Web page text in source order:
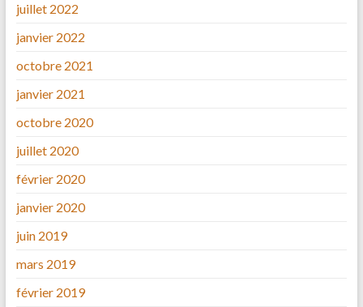
juillet 2022
janvier 2022
octobre 2021
janvier 2021
octobre 2020
juillet 2020
février 2020
janvier 2020
juin 2019
mars 2019
février 2019